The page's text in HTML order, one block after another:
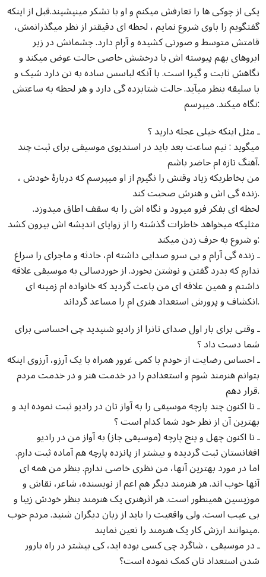
یکی از چوکی ها را تعارفش میکنم و او با تشکر مینیشیند.قبل از اینکه
گفتگویم را باوی شروع نمایم ، لحظه ای دقیقتر از نظر میگذرانمش،
قامتش متوسط و صورتی کشیده و آرام دارد. چشمانش در زیر
ابروهای بهم پیوسته اش با درخشش خاصی حالت عوض میکند و
نگاهش ثابت و گیرا است. با آنکه لباسس ساده به تن دارد شیک و
با سلیقه بنظر میآید. حالت شتابزده گی دارد و هر لحظه به ساعتش
نگاه میکند. میپرسم:
ـ مثل اینکه خیلی عجله دارید ؟
میگوید : نیم ساعت بعد باید در استدیوی موسیقی برای ثبت چند
آهنگ تازه ام حاضر باشم.
من بخاطریکه زیاد وقتش را نگیرم از او میپرسم که دربارۀ خودش ،
زنده گی اش و هنرش صحبت کند.
لحظه ای بفکر فرو میرود و نگاه اش را به سقف اطاق میدوزد.
مثلیکه میخواهد خاطرات گذشته را از زوایای اندیشه اش بیرون کشد
و شروع به حرف زدن میکند:
ـ زنده گی آرام و بی سرو صدایی داشته ام، حادثه و ماجرای را سراغ
ندارم که بدرد گفتن و نوشتن بخورد. از خوردسالی به موسیقی علاقه
داشتم و همین علاقه ای من باعث گردید که خانواده ام زمینه ای
انکشاف و پرورش استعداد هنری ام را مساعد گرداند.
ـ وقتی برای بار اول صدای تانرا از رادیو شنیدید چی احساسی برای
شما دست داد ؟
ـ احساس رضایت از خودم با کمی غرور همراه با یک آرزو، آرزوی اینکه
بتوانم هنرمند شوم و استعدادم را در خدمت هنر و در خدمت مردم
قرار دهم.
ـ تا اکنون چند پارچه موسیقی را به آواز تان در رادیو ثبت نموده اید و
بهترین آن از نظر خود شما کدام است ؟
ـ تا اکنون چهل و پنج پارچه (موسیقی جاز) به آواز من در رادیو
افغانستان ثبت گردیده و بیشتر از پانزده پارچه هم آماده ثبت دارم.
اما در مورد بهترین آنها، من نظری خاصی ندارم. بنظر من همه ای
آنها خوب اند. هر هنرمند دیگر هم اعم از نویسنده، شاعر، نقاش و
موزیسین همینطور است. هر اثرهنری یک هنرمند بنظر خودش زیبا و
بی عیب است. ولی واقعیت را باید از زبان دیگران شنید. مردم خوب
میتوانند ارزش کار یک هنرمند را تعین نمایند.
ـ در موسیقی ، شاگرد چی کسی بوده اید، کی بیشتر در راه بارور
شدن استعداد تان کمک نموده است؟